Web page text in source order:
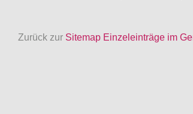
Zurück zur Sitemap Einzeleinträge im